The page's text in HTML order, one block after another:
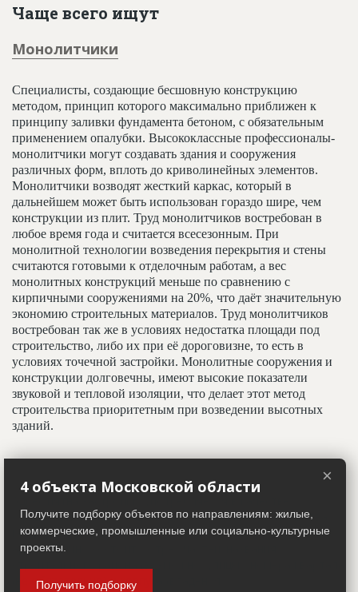
Чаще всего ищут
Монолитчики
Специалисты, создающие бесшовную конструкцию
методом, принцип которого максимально приближен к
принципу заливки фундамента бетоном, с обязательным
применением опалубки. Высококлассные профессионалы-
монолитчики могут создавать здания и сооружения
различных форм, вплоть до криволинейных элементов.
Монолитчики возводят жесткий каркас, который в
дальнейшем может быть использован гораздо шире, чем
конструкции из плит. Труд монолитчиков востребован в
любое время года и считается всесезонным. При
монолитной технологии возведения перекрытия и стены
считаются готовыми к отделочным работам, а вес
монолитных конструкций меньше по сравнению с
кирпичными сооружениями на 20%, что даёт значительную
экономию строительных материалов. Труд монолитчиков
востребован так же в условиях недостатка площади под
строительство, либо их при её дороговизне, то есть в
условиях точечной застройки. Монолитные сооружения и
конструкции долговечны, имеют высокие показатели
звуковой и тепловой изоляции, что делает этот метод
строительства приоритетным при возведении высотных
зданий.
официального адреса дома до окончания строительства,
когда дому присваивают почтовый адрес. Строительный
адрес обычно состоит из трех частей: названия
(не обязательно) и корпуса (владения).
×
4 объекта Московской области
Получите подборку объектов по направлениям: жилые,
коммерческие, промышленные или социально-культурные
проекты.
Получить подборку